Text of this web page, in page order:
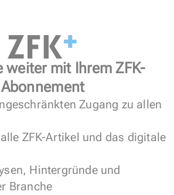
weiter mit Ihrem ZFK-
Abonnement
Zugang zu allen
ZFK-Artikel und das digitale
Hintergründe und
Branche